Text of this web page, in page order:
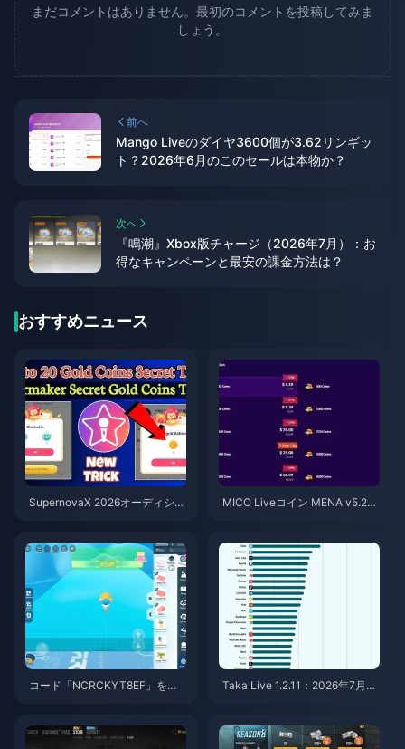
まだコメントはありません。最初のコメントを投稿してみま
しょう。
前へ
Mango Liveのダイヤ3600個が3.62リンギッ
ト？2026年6月のこのセールは本物か？
次へ
『鳴潮』Xbox版チャージ（2026年7月）：お
得なキャンペーンと最安の課金方法は？
おすすめニュース
SupernovaX 2026オーディショ
MICO Liveコイン MENA v5.2以
コード「NCRCKYT8EF」を使
Taka Live 1.2.11：2026年7月の